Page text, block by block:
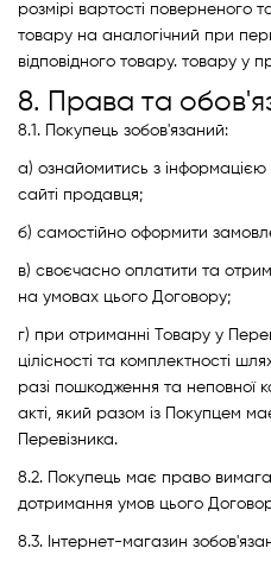
розмірі вартості поверненого
товару на аналогічний при
відповідного товару. товару у
8. Права та
8.1. Покупець зобов'язаний:
а) ознайомитись з
сайті продавця;
б) самостійно оформити
в) своєчасно оплатити та
на умовах цього Договору;
г) при отриманні Товару у
цілісності та комплектності
разі пошкодження та неповної
акті, який разом із Покупцем
Перевізника.
8.2. Покупець має право
дотримання умов цього
8.3. Інтернет-магазин